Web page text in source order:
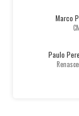
Marco
Paulo